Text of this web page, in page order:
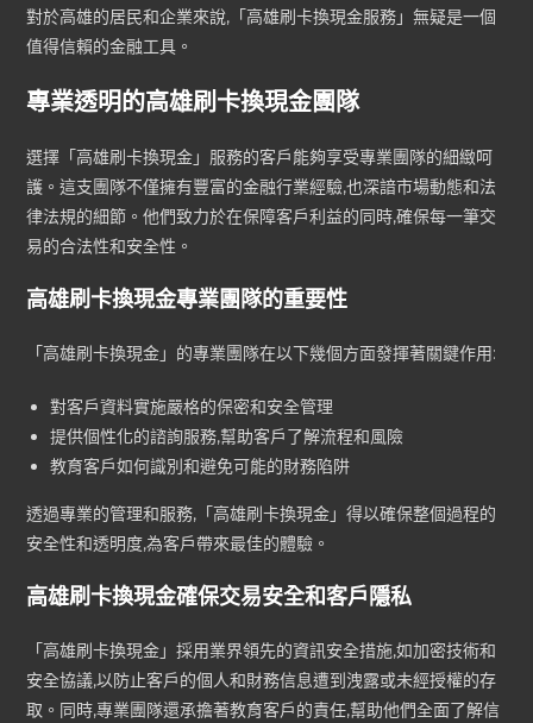
對於高雄的居民和企業來說,「高雄刷卡換現金服務」無疑是一個
值得信賴的金融工具。
專業透明的高雄刷卡換現金團隊
選擇「高雄刷卡換現金」服務的客戶能夠享受專業團隊的細緻呵
護。這支團隊不僅擁有豐富的金融行業經驗,也深諳市場動態和法
律法規的細節。他們致力於在保障客戶利益的同時,確保每一筆交
易的合法性和安全性。
高雄刷卡換現金專業團隊的重要性
「高雄刷卡換現金」的專業團隊在以下幾個方面發揮著關鍵作用:
對客戶資料實施嚴格的保密和安全管理
提供個性化的諮詢服務,幫助客戶了解流程和風險
教育客戶如何識別和避免可能的財務陷阱
透過專業的管理和服務,「高雄刷卡換現金」得以確保整個過程的
安全性和透明度,為客戶帶來最佳的體驗。
高雄刷卡換現金確保交易安全和客戶隱私
「高雄刷卡換現金」採用業界領先的資訊安全措施,如加密技術和
安全協議,以防止客戶的個人和財務信息遭到洩露或未經授權的存
取。同時,專業團隊還承擔著教育客戶的責任,幫助他們全面了解信